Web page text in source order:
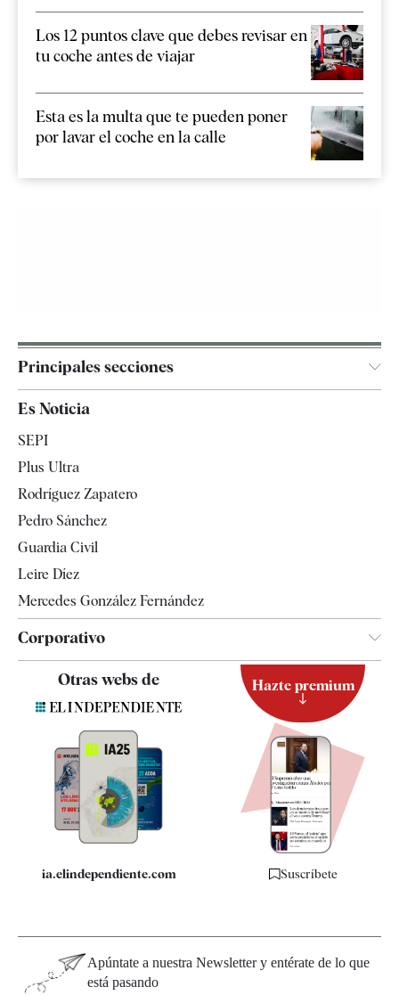
Los 12 puntos clave que debes revisar en
tu coche antes de viajar
Esta es la multa que te pueden poner
por lavar el coche en la calle
Principales secciones
España
Televisión
Es Noticia
SEPI
Plus Ultra
Rodríguez Zapatero
Pedro Sánchez
Guardia Civil
Leire Díez
Mercedes González Fernández
Corporativo
Contacto
Quiénes somos
Especificaciones
Otras webs de
ia.elindependiente.com
Hazte premium
Suscríbete
Apúntate a nuestra Newsletter y entérate de lo que
está pasando